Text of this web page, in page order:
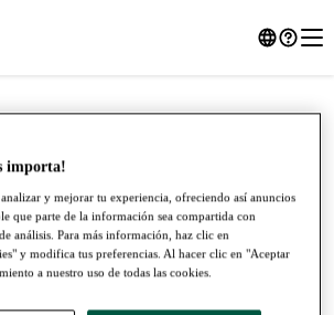
importa!
y mejorar tu experiencia, ofreciendo así anuncios
que parte de la información sea compartida con
análisis. Para más información, haz clic en
y modifica tus preferencias. Al hacer clic en "Aceptar
a nuestro uso de todas las cookies.